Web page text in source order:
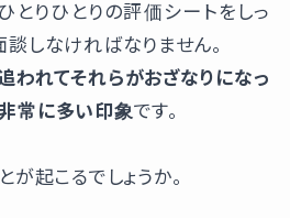
りひとりの評価シートをしっ
談しなければなりません。
われてそれらがおざなりになっ
常に多い印象です。
が起こるでしょうか。